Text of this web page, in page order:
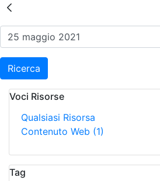
Risultati della
Ricerca
Voci Risorse
Qualsiasi Risorsa
Contenuto Web (1)
Tag